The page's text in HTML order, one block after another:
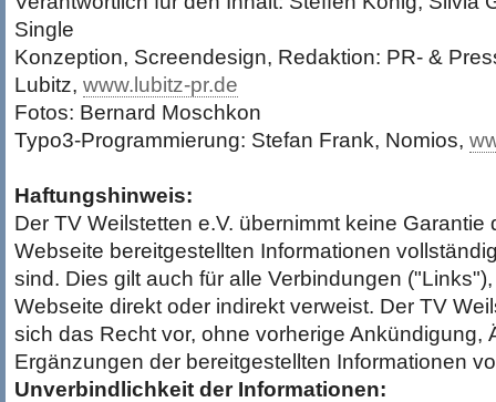
Single
Konzeption, Screendesign, Redaktion: PR- &
Lubitz, www.lubitz-pr.de
Fotos: Bernard Moschkon
Typo3-Programmierung: Stefan Frank, Nomios,
Haftungshinweis:
Der TV Weilstetten e.V. übernimmt keine Garantie
Webseite bereitgestellten Informationen
sind. Dies gilt auch für alle Verbindungen
Webseite direkt oder indirekt verweist. Der TV
sich das Recht vor, ohne vorherige Ankündigung,
Ergänzungen der bereitgestellten Informationen
Unverbindlichkeit der Informationen: